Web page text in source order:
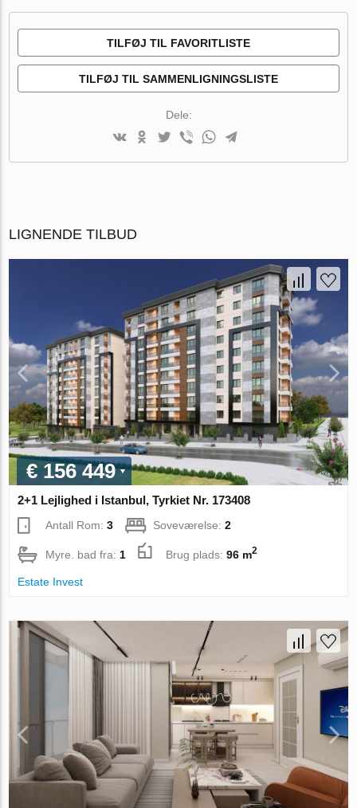
TILFØJ TIL FAVORITLISTE
TILFØJ TIL SAMMENLIGNINGSLISTE
Dele:
LIGNENDE TILBUD
€ 156 449
2+1 Lejlighed i Istanbul, Tyrkiet Nr. 173408
Antall Rom:3 Soveværelse:2
Myre. bad fra: 1 Brug plads:96 m2
Estate Invest